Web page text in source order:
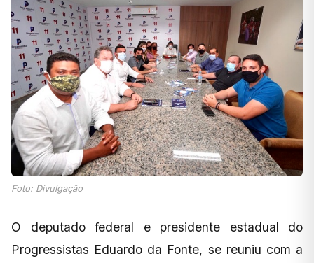
Foto: Divulgação
O deputado federal e presidente estadual do
Progressistas Eduardo da Fonte, se reuniu com a